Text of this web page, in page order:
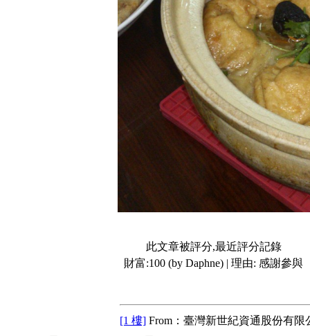
此文章被評分,最近評分記錄
財富:100 (by Daphne) | 理由: 感謝參與
[1 樓] From：臺灣新世紀資通股份有限